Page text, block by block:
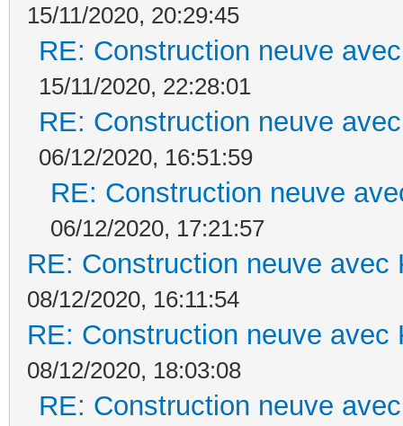
15/11/2020, 20:29:45
RE: Construction neuve
15/11/2020, 22:28:01
RE: Construction neuve
06/12/2020, 16:51:59
RE: Construction neuve
06/12/2020, 17:21:57
RE: Construction neuve avec
08/12/2020, 16:11:54
RE: Construction neuve avec
08/12/2020, 18:03:08
RE: Construction neuve